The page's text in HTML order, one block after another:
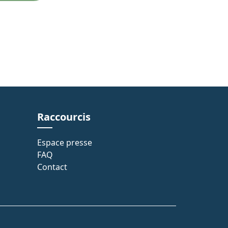
Raccourcis
Espace presse
FAQ
Contact